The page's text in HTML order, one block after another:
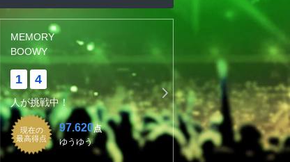
MEMORY
BOOWY
1 4
人が挑戦中！
現在の
最高得点
97.620点
ゆうゆう